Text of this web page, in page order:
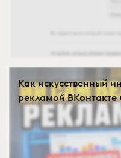
Как искусственный
рекламой ВКонтакте